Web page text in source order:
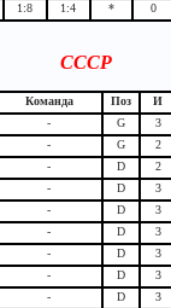
1:8 1:4 * 0
СССР
Команда Поз И
- G 3
- G 2
- D 2
- D 3
- D 3
- D 3
- D 3
- D 3
- D 3